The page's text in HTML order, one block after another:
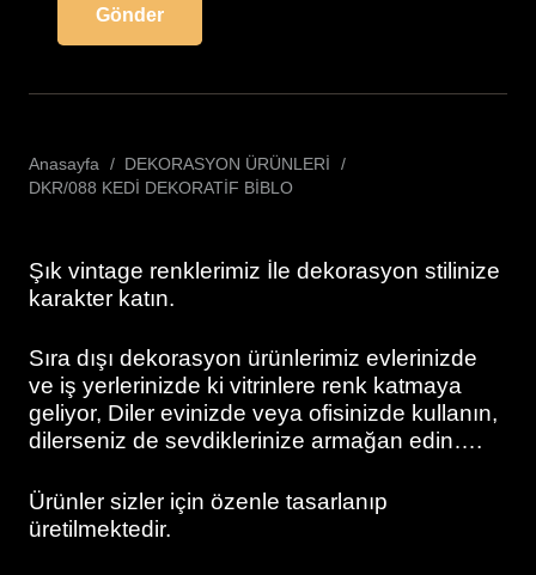
Anasayfa / DEKORASYON ÜRÜNLERİ
/
DKR/088 KEDİ DEKORATİF BİBLO
Şık vintage renklerimiz İle dekorasyon stilinize
karakter katın.
Sıra dışı dekorasyon ürünlerimiz evlerinizde
ve iş yerlerinizde ki vitrinlere renk katmaya
geliyor, Diler evinizde veya ofisinizde kullanın,
dilerseniz de sevdiklerinize armağan edin….
Ürünler sizler için özenle tasarlanıp
üretilmektedir.